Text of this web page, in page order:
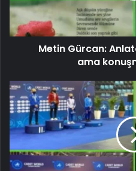
Metin Gürcan:
ama